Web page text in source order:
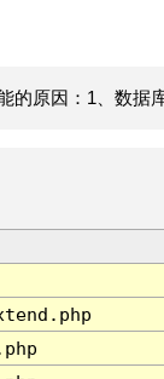
原因：1、数据